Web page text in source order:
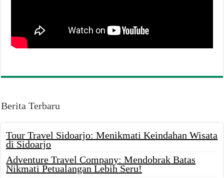
Berita Terbaru
Tour Travel Sidoarjo: Menikmati Keindahan Wisata
di Sidoarjo
Adventure Travel Company: Mendobrak Batas
Nikmati Petualangan Lebih Seru!